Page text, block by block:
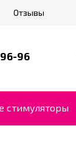
Отзывы
96
стимуляторы